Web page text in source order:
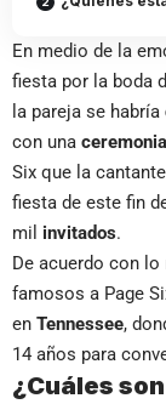
En medio de la
fiesta por la boda
la pareja se habría
con una
Six que la
fiesta de este fin
mil invitados.
De acuerdo con
famosos a Page
en Tennessee,
14 años para
¿Cuáles